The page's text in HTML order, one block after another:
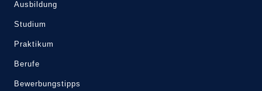
Ausbildung
Studium
Praktikum
Berufe
Bewerbungstipps